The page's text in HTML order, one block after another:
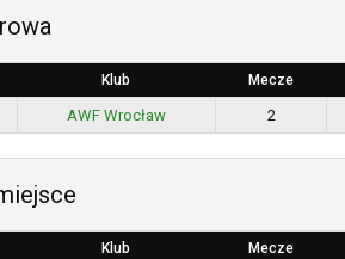
Klub Mecze
AWF Wrocław 2
Klub Mecze